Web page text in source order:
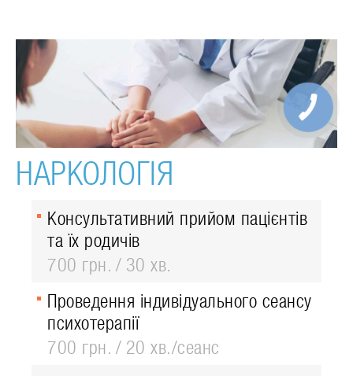
НАРКОЛОГІЯ
Консультативний прийом пацієнтів
та їх родичів
700 грн.
30 хв.
Проведення індивідуального сеансу
психотерапії
700 грн.
20 хв./сеанс